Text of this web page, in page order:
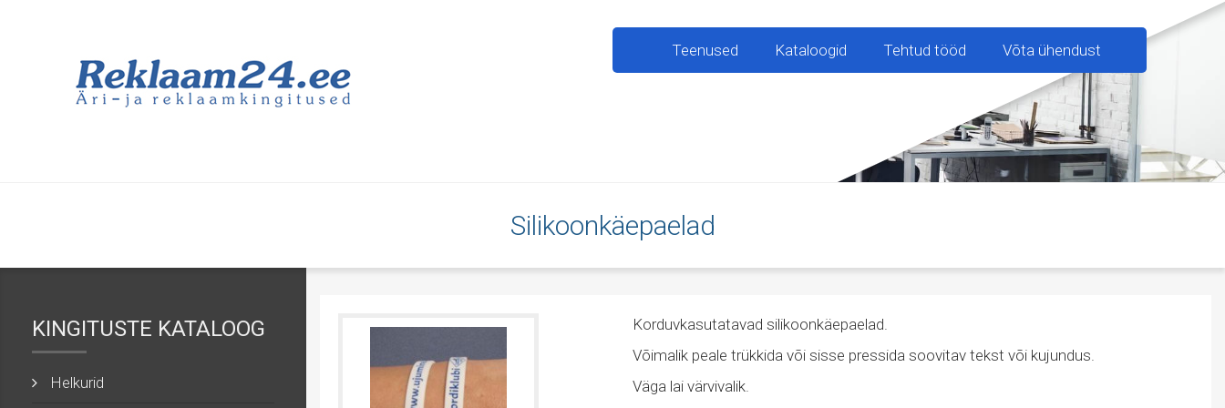
Teenused Kataloogid Tehtud tööd Võta ühendust
Silikoonkäepaelad
KINGITUSTE KATALOOG
Helkurid
Korduvkasutatavad silikoonkäepaelad.
Võimalik peale trükkida või sisse pressida soovitav tekst või kujundus.
Väga lai värvivalik.